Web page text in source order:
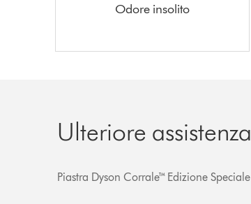
Odore insolito
Ulteriore assistenza
Piastra Dyson Corrale™ Edizione Speciale